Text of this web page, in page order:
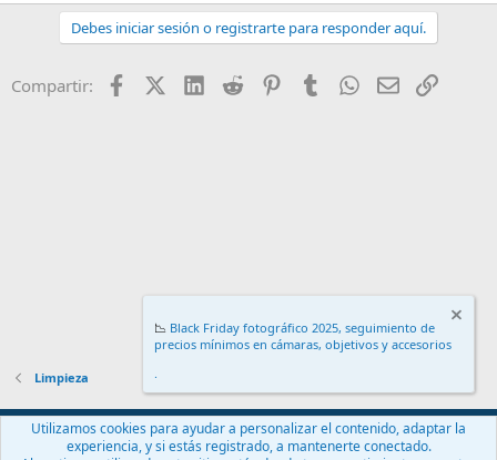
o
Debes iniciar sesión o registrarte para responder aquí.
Compartir: FacebookX (Twitter)
LinkedIn
Reddit PinterestTumblr WhatsApp
EmailEnlace
Limpieza
Español (ES)
📉 Black Friday fotográfico 2025, seguimiento de
precios mínimos en cámaras, objetivos y accesorios
.
Utilizamos cookies para ayudar a personalizar el contenido, adaptar la
experiencia, y si estás registrado, a mantenerte conectado.